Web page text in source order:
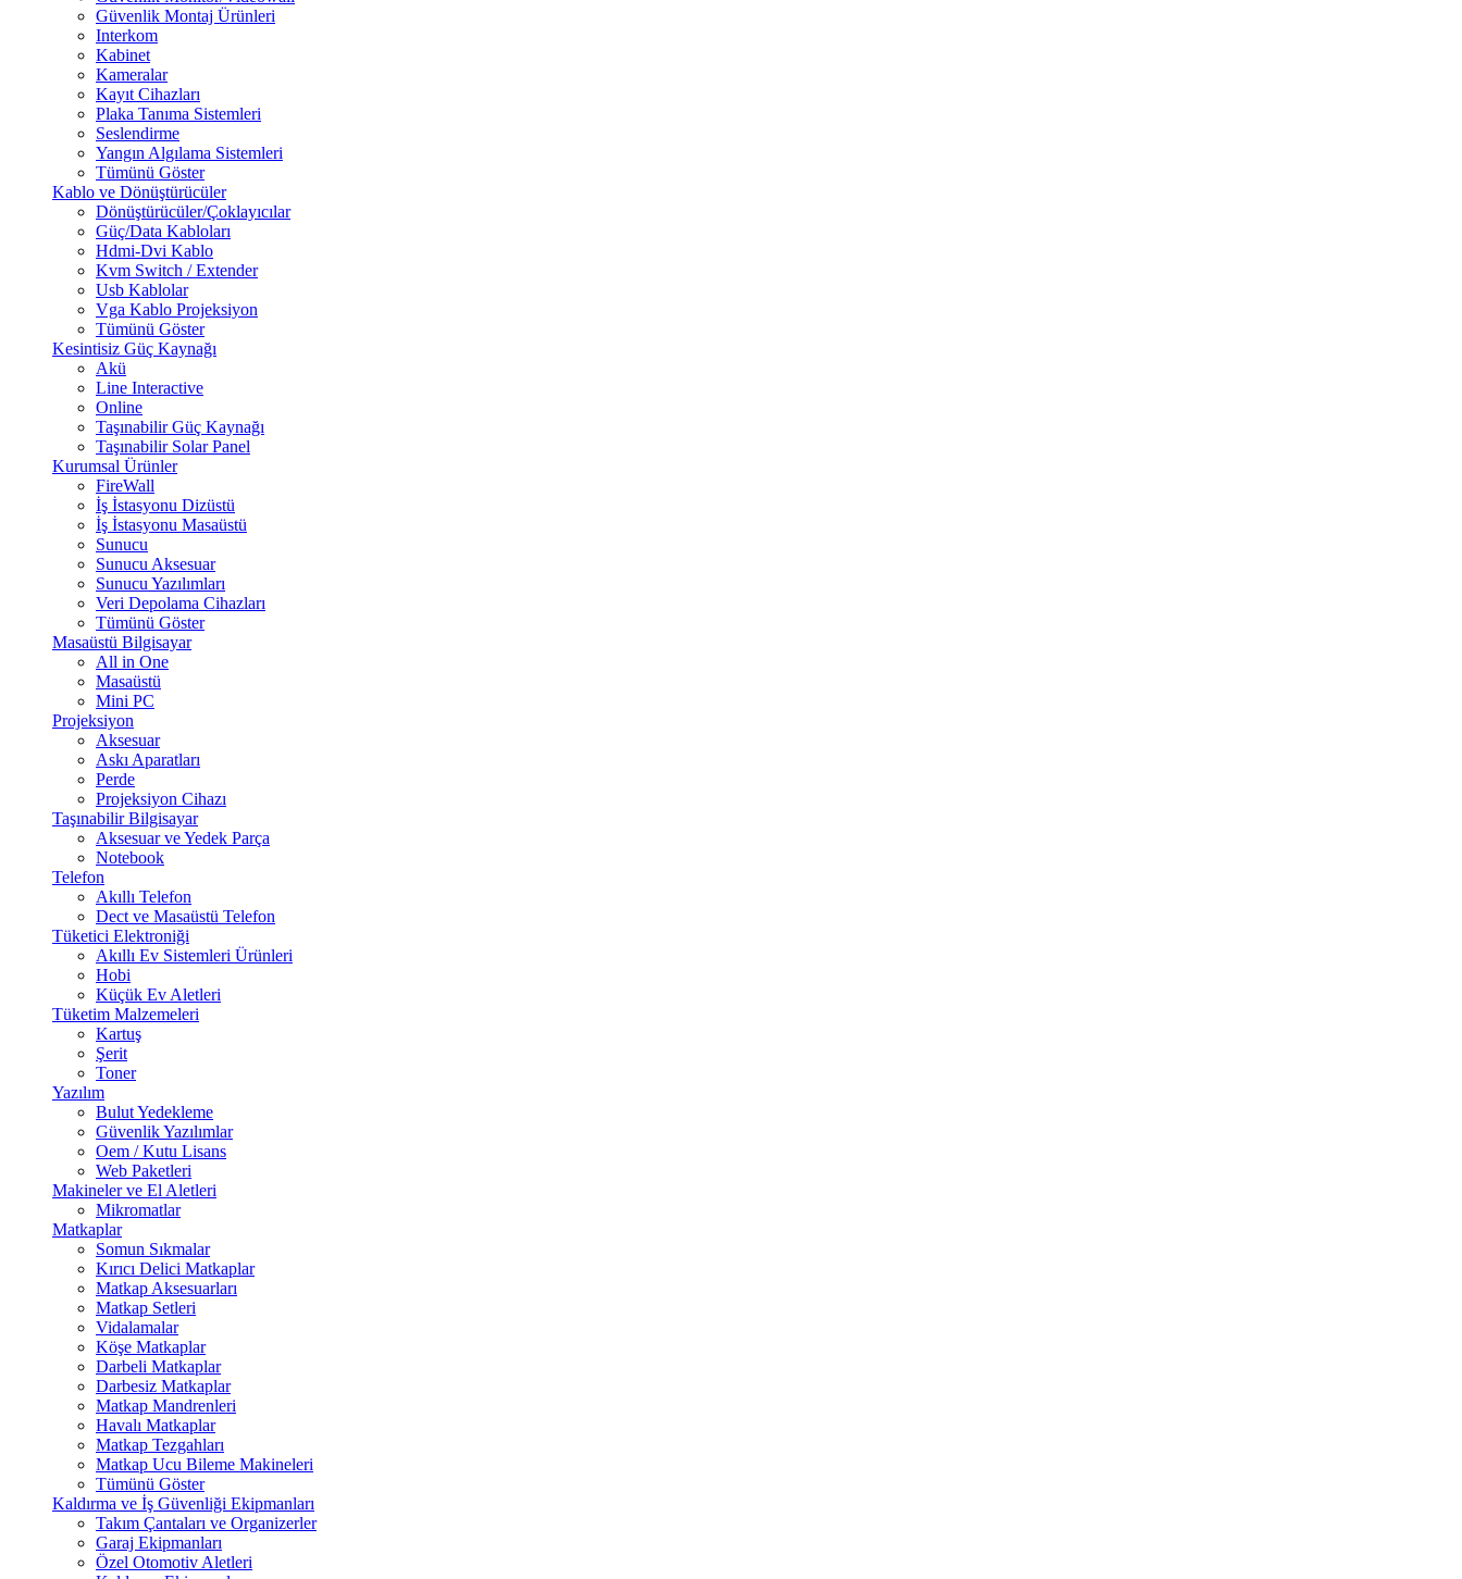
Güvenlik Montaj Ürünleri
Interkom
Kabinet
Kameralar
Kayıt Cihazları
Plaka Tanıma Sistemleri
Seslendirme
Yangın Algılama Sistemleri
Tümünü Göster
Kablo ve Dönüştürücüler
Dönüştürücüler/Çoklayıcılar
Güç/Data Kabloları
Hdmi-Dvi Kablo
Kvm Switch / Extender
Usb Kablolar
Vga Kablo Projeksiyon
Tümünü Göster
Kesintisiz Güç Kaynağı
Akü
Line Interactive
Online
Taşınabilir Güç Kaynağı
Taşınabilir Solar Panel
Kurumsal Ürünler
FireWall
İş İstasyonu Dizüstü
İş İstasyonu Masaüstü
Sunucu
Sunucu Aksesuar
Sunucu Yazılımları
Veri Depolama Cihazları
Tümünü Göster
Masaüstü Bilgisayar
All in One
Masaüstü
Mini PC
Projeksiyon
Aksesuar
Askı Aparatları
Perde
Projeksiyon Cihazı
Taşınabilir Bilgisayar
Aksesuar ve Yedek Parça
Notebook
Telefon
Akıllı Telefon
Dect ve Masaüstü Telefon
Tüketici Elektroniği
Akıllı Ev Sistemleri Ürünleri
Hobi
Küçük Ev Aletleri
Tüketim Malzemeleri
Kartuş
Şerit
Toner
Yazılım
Bulut Yedekleme
Güvenlik Yazılımlar
Oem / Kutu Lisans
Web Paketleri
Makineler ve El Aletleri
Mikromatlar
Matkaplar
Somun Sıkmalar
Kırıcı Delici Matkaplar
Matkap Aksesuarları
Matkap Setleri
Vidalamalar
Köşe Matkaplar
Darbeli Matkaplar
Darbesiz Matkaplar
Matkap Mandrenleri
Havalı Matkaplar
Matkap Tezgahları
Matkap Ucu Bileme Makineleri
Tümünü Göster
Kaldırma ve İş Güvenliği Ekipmanları
Takım Çantaları ve Organizerler
Garaj Ekipmanları
Özel Otomotiv Aletleri